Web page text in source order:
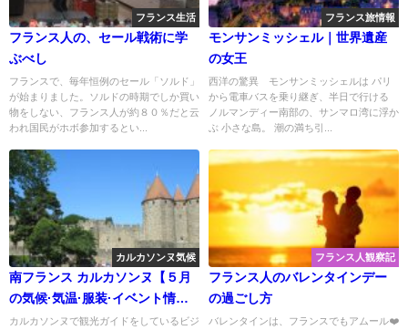
フランス生活
フランス人の、セール戦術に学
ぶべし
フランスで、毎年恒例のセール「ソルド」
が始まりました。ソルドの時期でしか買い
物をしない、フランス人が約８０％だと云
われ国民がホボ参加するとい...
フランス旅情報
モンサンミッシェル｜世界遺産
の女王
西洋の驚異 モンサンミッシェルは パリ
から電車バスを乗り継ぎ、半日で行ける
ノルマンディー南部の、サンマロ湾に浮か
ぶ 小さな島。 潮の満ち引...
カルカソンヌ気候
南フランス カルカソンヌ【５月
の気候·気温·服装·イベント情
報】
カルカソンヌで観光ガイドをしているビジ
フランス人観察記
フランス人のバレンタインデー
の過ごし方
バレンタインは、フランスでもアムール❤️